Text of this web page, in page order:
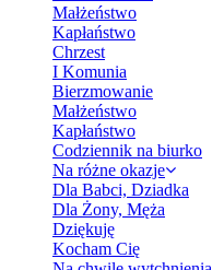
Małżeństwo
Kapłaństwo
Chrzest
I Komunia
Bierzmowanie
Małżeństwo
Kapłaństwo
Codziennik na biurko
Na różne okazje
Dla Babci, Dziadka
Dla Żony, Męża
Dziękuję
Kocham Cię